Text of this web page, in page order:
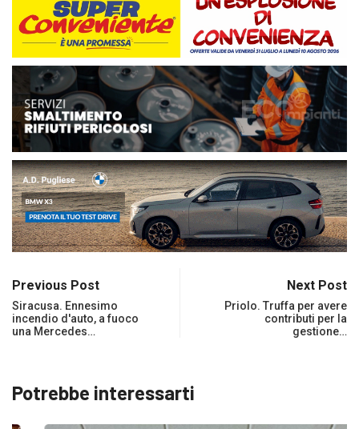
Previous Post
Siracusa. Ennesimo
incendio d'auto, a fuoco
una Mercedes…
Next Post
Priolo. Truffa per avere
contributi per la
gestione…
Potrebbe interessarti